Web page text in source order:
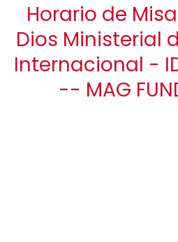
Horario de
Dios Ministerial
Internacional -
-- MAG